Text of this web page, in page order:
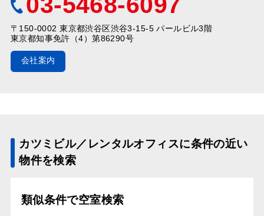
〒150-0002 東京都渋谷区渋谷3-15-5 パールビル3階
東京都知事免許（4）第86290号
会社案内
カツミビル／レンタルオフィスに条件の近い
物件を検索
類似条件で空室検索